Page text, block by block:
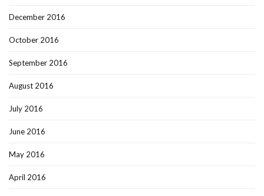
December 2016
October 2016
September 2016
August 2016
July 2016
June 2016
May 2016
April 2016